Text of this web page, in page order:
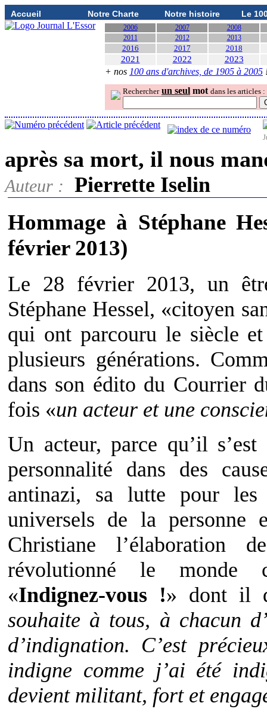
Accueil Notre Charte Notre histoire Le
2006 2007
2008
2011
2012 2013
2016 2017 2018
2021 2022 2023
+ nos 100 ans d'archives, de 1905 à 2005
Rechercher un seul mot dans les articles :
après sa mort, il nous
Auteur : Pierrette Iselin
Hommage à Stéphane
février 2013)
Le 28 février 2013, un
Stéphane Hessel, «citoyen
qui ont parcouru le siècle
plusieurs générations.
dans son édito du Courrier
fois «un acteur et une
Un acteur, parce qu’il
personnalité dans des
antinazi, sa lutte pour les
universels de la personne
Christiane
révolutionné le monde
«Indignez-vous !» dont il
souhaite à tous, à chacun
d’indignation. C’est
indigne comme j’ai été
devient militant, fort et